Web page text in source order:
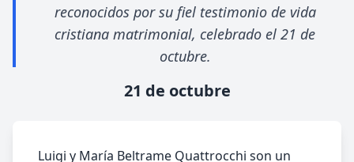
reconocidos por su fiel testimonio de vida
cristiana matrimonial, celebrado el 21 de
octubre.
21 de octubre
Luigi y María Beltrame Quattrocchi son un